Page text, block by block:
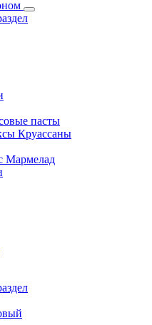
пасты
Круассаны
Мармелад